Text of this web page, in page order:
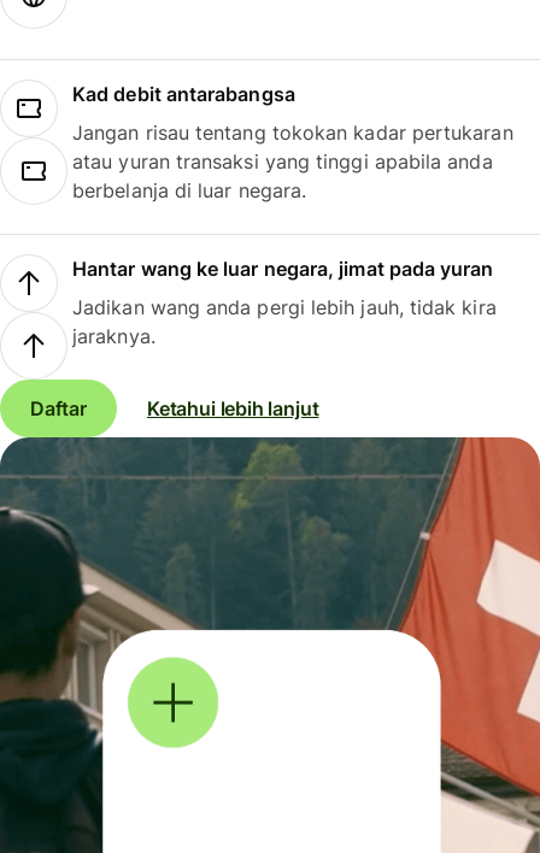
Kad debit antarabangsa
Jangan risau tentang tokokan kadar pertukaran
atau yuran transaksi yang tinggi apabila anda
berbelanja di luar negara.
Hantar wang ke luar negara, jimat pada yuran
Jadikan wang anda pergi lebih jauh, tidak kira
jaraknya.
Daftar Ketahui lebih lanjut